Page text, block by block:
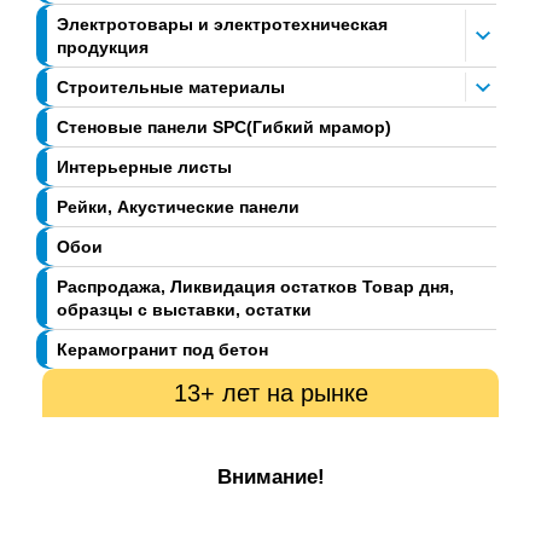
Электротовары и электротехническая
продукция
Строительные материалы
Стеновые панели SPC(Гибкий мрамор)
Интерьерные листы
Рейки, Акустические панели
Обои
Распродажа, Ликвидация остатков Товар дня,
образцы с выставки, остатки
Керамогранит под бетон
13+ лет на рынке
Внимание!